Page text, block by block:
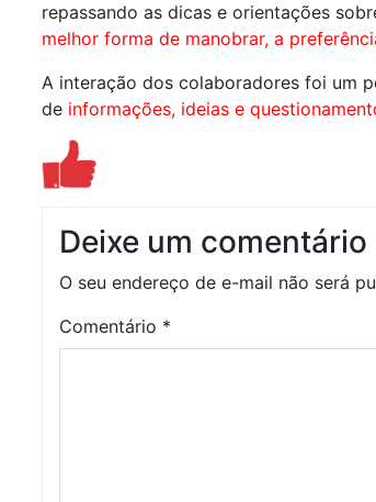
repassando as dicas e orientações
melhor forma de manobrar, a
A interação dos colaboradores foi um
de informações, ideias e
Deixe um comentário
O seu endereço de e-mail não será
Comentário *